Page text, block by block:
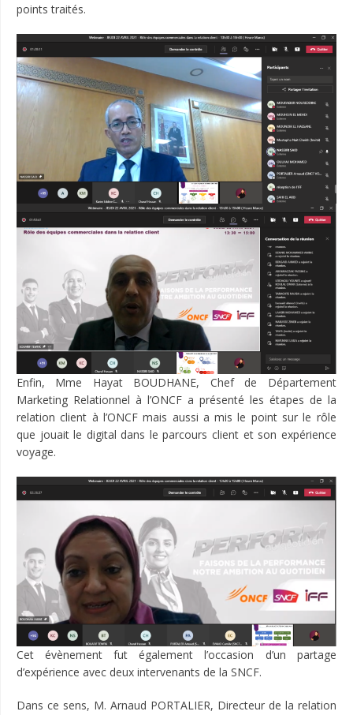
points traités.
Enfin, Mme Hayat BOUDHANE, Chef de Département
Marketing Relationnel à l’ONCF a présenté les étapes de la
relation client à l’ONCF mais aussi a mis le point sur le rôle
que jouait le digital dans le parcours client et son expérience
voyage.
Cet évènement fut également l’occasion d’un partage
d’expérience avec deux intervenants de la SNCF.
Dans ce sens, M. Arnaud PORTALIER, Directeur de la relation